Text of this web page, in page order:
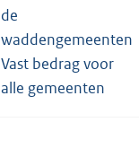
de
waddengemeenten
Vast bedrag voor
alle gemeenten